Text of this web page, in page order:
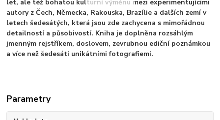
let, ale též bohatou kulturní výměnu mezi experimentujícími
autory z Čech, Německa, Rakouska, Brazílie a dalších zemí v
letech šedesátých, která jsou zde zachycena s mimořádnou
detailností a působivostí. Kniha je doplněna rozsáhlým
jmenným rejstříkem, doslovem, zevrubnou ediční poznámkou
a více než šedesáti unikátními fotografiemi.
Parametry